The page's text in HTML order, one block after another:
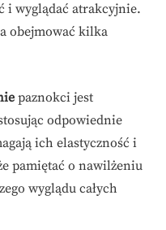
i wyglądać atrakcyjnie.
obejmować kilka
paznokci jest
odpowiednie
ich elastyczność i
pamiętać o nawilżeniu
wyglądu całych